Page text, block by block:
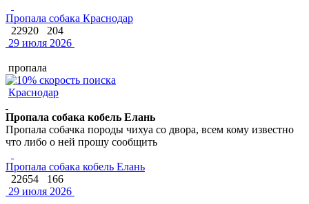
Пропала собака Краснодар
22920
204
29 июля 2026
пропала
Краснодар
Пропала собака кобель Елань
Пропала собачка породы чихуа со двора, всем кому известно
что либо о ней прошу сообщить
Пропала собака кобель Елань
22654
166
29 июля 2026